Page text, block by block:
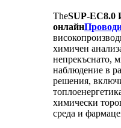
TheSUP-EC8.0
онлайн
химичен
непрекъснато,
наблюдение в
решения,
химически
среда и